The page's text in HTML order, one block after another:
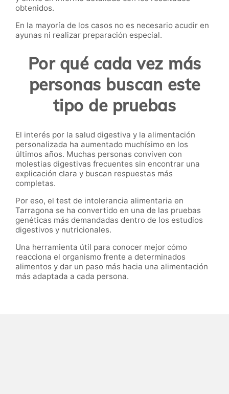
obtenidos.
En la mayoría de los casos no es necesario acudir en
ayunas ni realizar preparación especial.
Por qué cada vez más
personas buscan este
tipo de pruebas
El interés por la salud digestiva y la alimentación
personalizada ha aumentado muchísimo en los
últimos años. Muchas personas conviven con
molestias digestivas frecuentes sin encontrar una
explicación clara y buscan respuestas más
completas.
Por eso, el test de intolerancia alimentaria en
Tarragona se ha convertido en una de las pruebas
genéticas más demandadas dentro de los estudios
digestivos y nutricionales.
Una herramienta útil para conocer mejor cómo
reacciona el organismo frente a determinados
alimentos y dar un paso más hacia una alimentación
más adaptada a cada persona.